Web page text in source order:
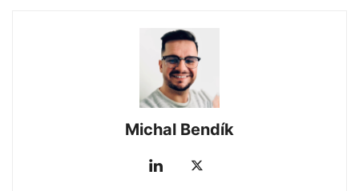
Michal Bendík